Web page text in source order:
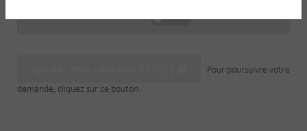
Pour poursuivre votre
demande, cliquez sur ce bouton.